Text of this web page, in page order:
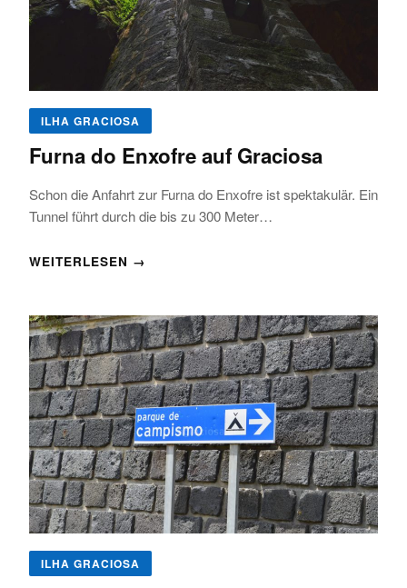
ILHA GRACIOSA
Furna do Enxofre auf Graciosa
Schon die Anfahrt zur Furna do Enxofre ist spektakulär. Ein
Tunnel führt durch die bis zu 300 Meter…
WEITERLESEN →
ILHA GRACIOSA